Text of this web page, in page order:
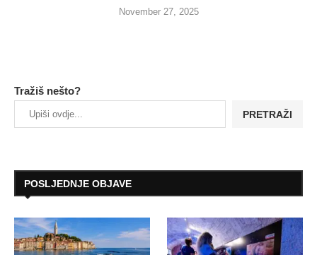
November 27, 2025
Tražiš nešto?
PRETRAŽI
POSLJEDNJE OBJAVE